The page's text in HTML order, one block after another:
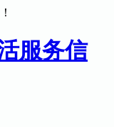
服务信